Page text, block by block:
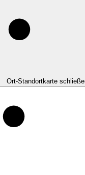
Ort-Standortkarte